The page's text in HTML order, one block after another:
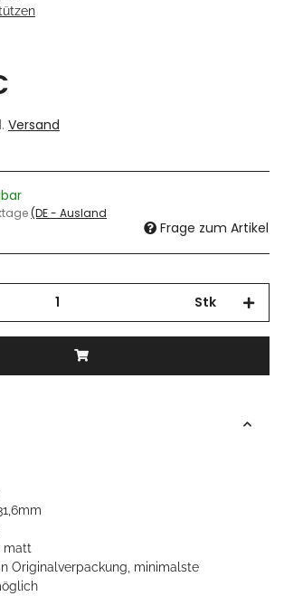
Versand
(DE - Ausland
Frage zum Artikel
Stk
matt
Originalverpackung, minimalste